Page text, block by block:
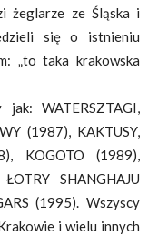
żeglarze ze Śląska i
się o istnieniu
„to taka krakowska
WATERSZTAGI,
(1987), KAKTUSY,
KOGOTO (1989),
SHANGHAJU
(1995). Wszyscy
i wielu innych